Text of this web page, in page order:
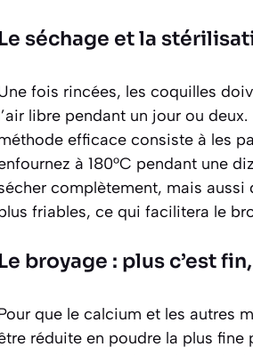
Le séchage et la
fois rincées, les coquilles
libre pendant un jour ou
efficace consiste à les
à 180°C pendant une
complètement, mais aussi
friables, ce qui facilitera le
Le broyage : plus c’est
que le calcium et les autres
réduite en poudre la plus fine